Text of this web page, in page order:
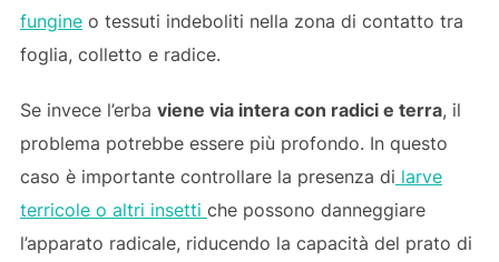
fungineo tessuti indeboliti nella zona di contatto tra
foglia, colletto e radice.
Se invece l’erba viene via intera con radici e terra, il
problema potrebbe essere più profondo. In questo
caso è importante controllare la presenza di larve
terricole o altri insetti che possono danneggiare
l’apparato radicale, riducendo la capacità del prato di